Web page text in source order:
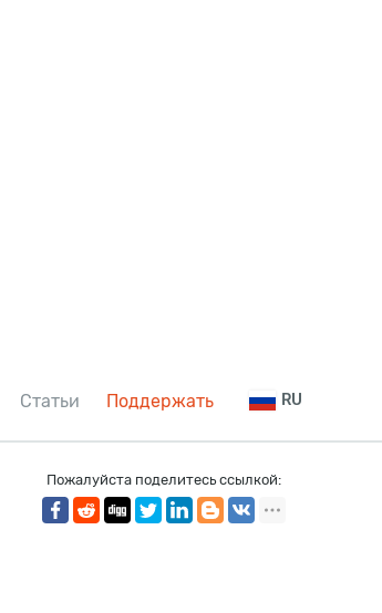
Статьи Поддержать RU
Пожалуйста поделитесь ссылкой: